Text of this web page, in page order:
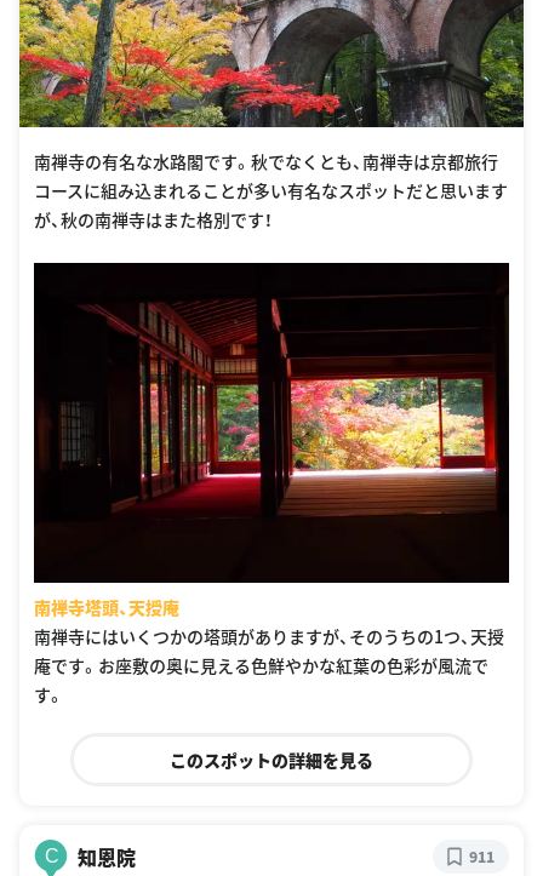
南禅寺の有名な水路閣です。秋でなくとも、南禅寺は京都旅行
コースに組み込まれることが多い有名なスポットだと思います
が、秋の南禅寺はまた格別です！
南禅寺塔頭、天授庵
南禅寺にはいくつかの塔頭がありますが、そのうちの1つ、天授
庵です。お座敷の奥に見える色鮮やかな紅葉の色彩が風流で
す。
このスポットの詳細を見る
C 知恩院 911